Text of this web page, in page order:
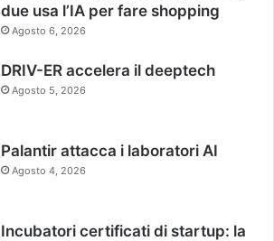
due usa l’IA per fare shopping
Agosto 6, 2026
DRIV-ER accelera il deeptech
Agosto 5, 2026
Palantir attacca i laboratori AI
Agosto 4, 2026
Incubatori certificati di startup: la